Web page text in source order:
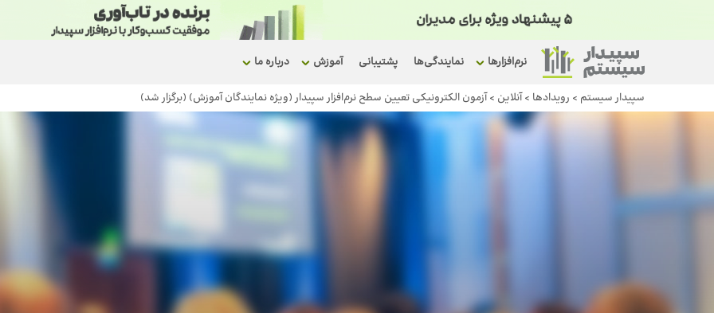
نرم‌افزارها نمایندگی‌ها پشتیبانی آموزش درباره ما
سپیدار سیستم > رویداد‌ها >آنلاین >آزمون الکترونیکی تعیین سطح نرم‌افزار سپیدار (ویژه نمایندگان آموزش) (برگزار شد)